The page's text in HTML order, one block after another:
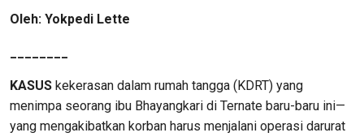
Oleh: Yokpedi Lette
KASUS kekerasan dalam rumah tangga (KDRT) yang
menimpa seorang ibu Bhayangkari di Ternate baru-baru ini—
yang mengakibatkan korban harus menjalani operasi darurat